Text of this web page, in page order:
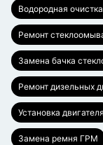
Водородная
Ремонт
Замена бачка
Ремонт дизельных
Установка двигателя
Замена ремня ГРМ